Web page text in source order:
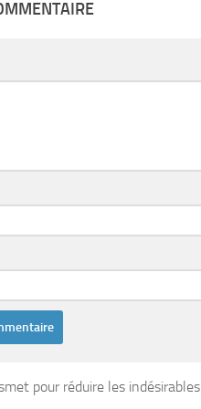
pour réduire les indésirables.